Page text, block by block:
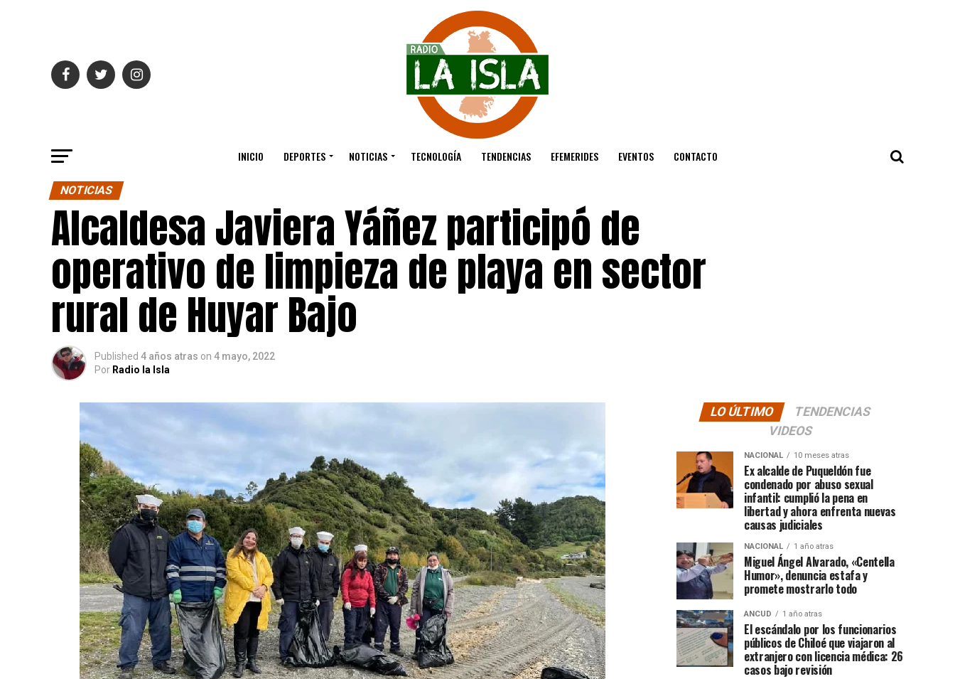
INICIO DEPORTES NOTICIAS TECNOLOGÍA TENDENCIAS EFEMERIDES EVENTOS CONTACTO
NOTICIAS
Alcaldesa Javiera Yáñez participó de
operativo de limpieza de playa en sector
rural de Huyar Bajo
Published 4 años atras on 4 mayo, 2022
Por Radio la Isla
LO ÚLTIMO
TENDENCIAS
VIDEOS
NACIONAL 10 meses atras
Ex alcalde de Puqueldón fue
condenado por abuso sexual
infantil: cumplió la pena en
libertad y ahora enfrenta nuevas
causas judiciales
NACIONAL 1 año atras
Miguel Ángel Alvarado, «Centella
Humor», denuncia estafa y
promete mostrarlo todo
ANCUD 1 año atras
El escándalo por los funcionarios
públicos de Chiloé que viajaron al
extranjero con licencia médica: 26
casos bajo revisión